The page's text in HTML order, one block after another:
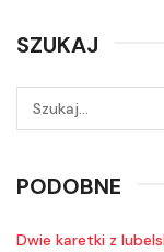
SZUKAJ
PODOBNE
Dwie karetki z